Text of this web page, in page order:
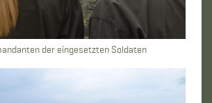
der eingesetzten Soldaten